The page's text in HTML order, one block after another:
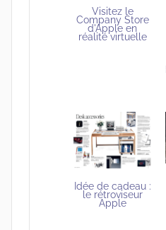
Visitez le
Company Store
d'Apple en
réalité virtuelle
Idée de cadeau :
le rétroviseur
Apple